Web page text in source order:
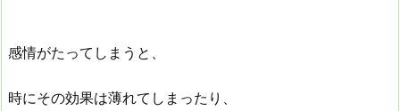
感情がたってしまうと、
時にその効果は薄れてしまったり、